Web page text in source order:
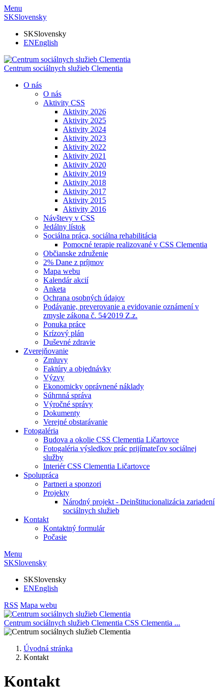
Menu
SKSlovensky
SKSlovensky
ENEnglish
Centrum sociálnych služieb Clementia
O nás
O nás
Aktivity CSS
Aktivity 2026
Aktivity 2025
Aktivity 2024
Aktivity 2023
Aktivity 2022
Aktivity 2021
Aktivity 2020
Aktivity 2019
Aktivity 2018
Aktivity 2017
Aktivity 2015
Aktivity 2016
Návštevy v CSS
Jedálny lístok
Sociálna práca, sociálna rehabilitácia
Pomocné terapie realizované v CSS Clementia
Občianske združenie
2% Dane z príjmov
Mapa webu
Kalendár akcií
Anketa
Ochrana osobných údajov
Podávanie, preverovanie a evidovanie oznámení v
zmysle zákona č. 54⁄2019 Z.z.
Ponuka práce
Krízový plán
Duševné zdravie
Zverejňovanie
Zmluvy
Faktúry a objednávky
Výzvy
Ekonomicky oprávnené náklady
Súhrnná správa
Výročné správy
Dokumenty
Verejné obstarávanie
Fotogaléria
Budova a okolie CSS Clementia Ličartovce
Fotogaléria výsledkov prác prijímateľov sociálnej
služby
Interiér CSS Clementia Ličartovce
Spolupráca
Partneri a sponzori
Projekty
Národný projekt - Deinštitucionalizácia zariadení
sociálnych služieb
Kontakt
Kontaktný formulár
Počasie
Menu
SKSlovensky
SKSlovensky
ENEnglish
RSS Mapa webu
Centrum sociálnych služieb Clementia CSS Clementia ...
Úvodná stránka
Kontakt
Kontakt